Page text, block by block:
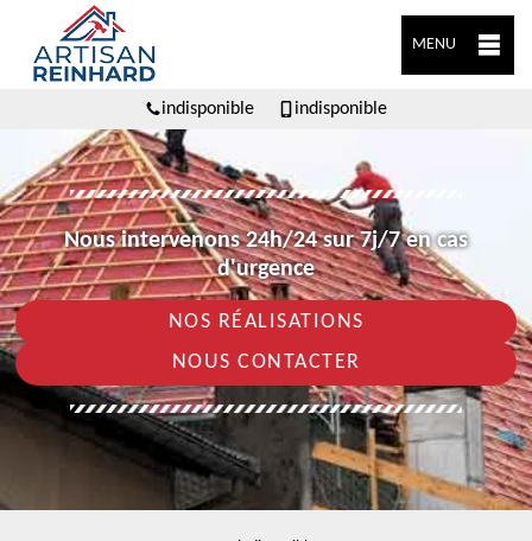
MENU
indisponible indisponible
Nous intervenons 24h/24 sur 7j/7 en cas
d'urgence
NOS RÉALISATIONS
NOUS CONTACTER